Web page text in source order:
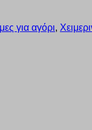
για αγόρι,